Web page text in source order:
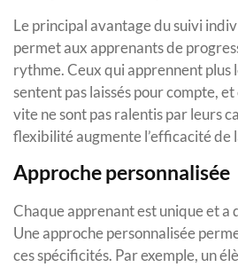
Le principal avantage du suivi
permet aux apprenants de
rythme. Ceux qui apprennent plus
sentent pas laissés pour compte,
vite ne sont pas ralentis par leurs
flexibilité augmente l’efficacité de
Approche personnalisée
Chaque apprenant est unique et a
Une approche personnalisée
ces spécificités. Par exemple, un